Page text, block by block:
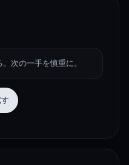
次の一手を慎重に。